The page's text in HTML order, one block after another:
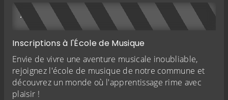
Inscriptions à l'École de Musique
Envie de vivre une aventure musicale inoubliable,
rejoignez l'école de musique de notre commune et
découvrez un monde où l'apprentissage rime avec
plaisir !